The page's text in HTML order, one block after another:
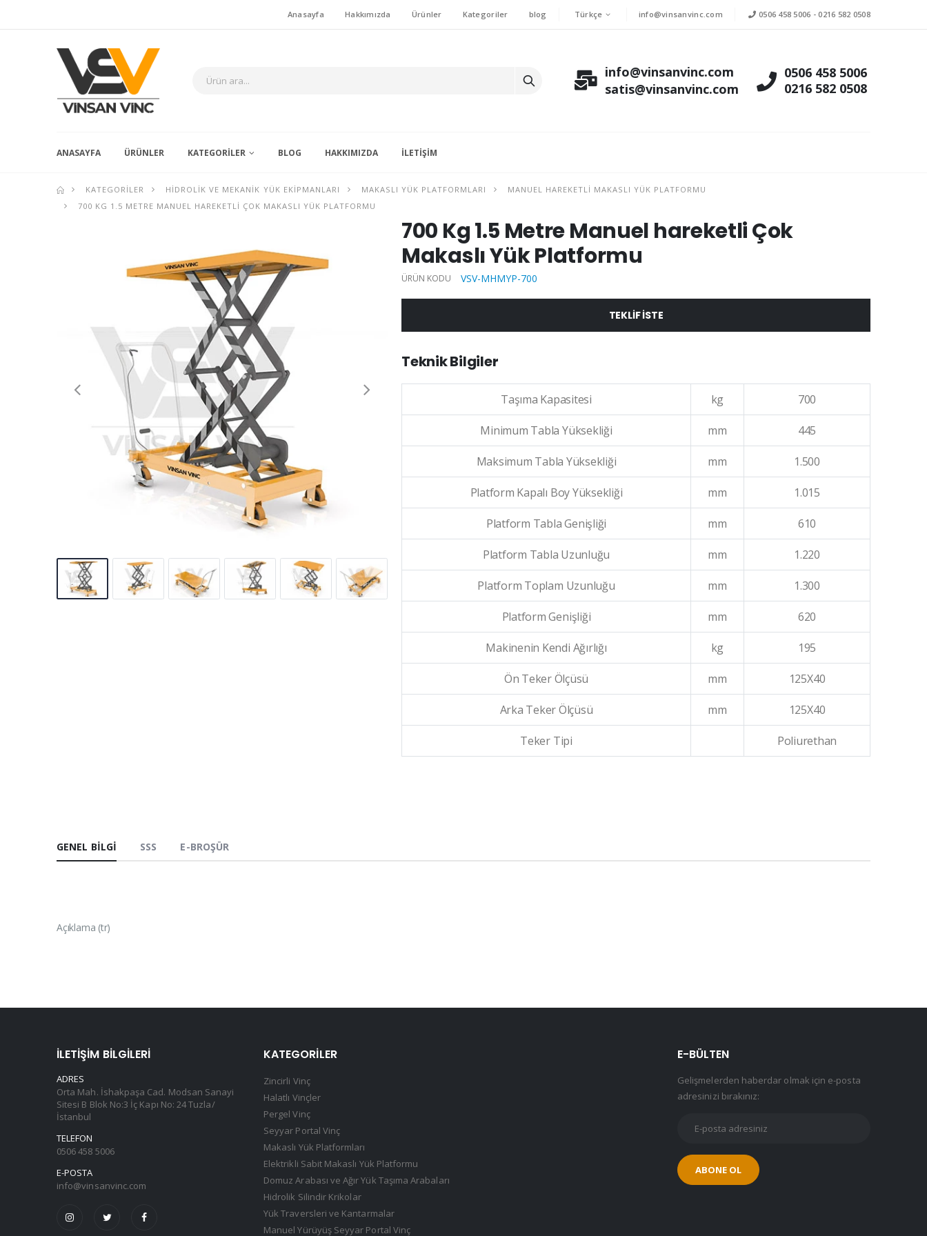
Anasayfa Hakkımızda Ürünler Kategoriler blog Türkçe info@vinsanvinc.com 0506 458 5006 -0216 582 0508
info@vinsanvinc.com
satis@vinsanvinc.com
0506 458 5006
0216 582 0508
ANASAYFA ÜRÜNLER KATEGORILER BLOG HAKKIMIZDA İLETIŞIM
KATEGORILER HIDROLIK VE MEKANIK YÜK EKIPMANLARI MAKASLI YÜK PLATFORMLARI
MANUEL HAREKETLI MAKASLI YÜK PLATFORMU
700 KG 1.5 METRE MANUEL HAREKETLI ÇOK MAKASLI YÜK PLATFORMU
700 Kg 1.5 Metre Manuel hareketli Çok
Makaslı Yük Platformu
ÜRÜN KODU VSV-MHMYP-700
TEKLIF ISTE
Teknik Bilgiler
Taşıma Kapasitesi kg 700
Minimum Tabla Yüksekliği mm 445
Maksimum Tabla Yüksekliği mm 1.500
Platform Kapalı Boy Yüksekliği mm 1.015
Platform Tabla Genişliği mm 610
Platform Tabla Uzunluğu mm 1.220
Platform Toplam Uzunluğu mm 1.300
Platform Genişliği mm 620
Makinenin Kendi Ağırlığı kg 195
Ön Teker Ölçüsü mm 125X40
Arka Teker Ölçüsü mm 125X40
Teker Tipi Poliurethan
GENEL BILGI SSS E-BROŞÜR
Açıklama (tr)
İLETIŞIM BILGILERI
ADRES
Orta Mah. İshakpaşa Cad. Modsan Sanayi
Sitesi B Blok No:3 İç Kapı No: 24 Tuzla/
İstanbul
TELEFON
0506 458 5006
E-POSTA
info@vinsanvinc.com
KATEGORILER
Zincirli Vinç
Halatlı Vinçler
Pergel Vinç
Seyyar Portal Vinç
Makaslı Yük Platformları
Elektrikli Sabit Makaslı Yük Platformu
Domuz Arabası ve Ağır Yük Taşıma Arabaları
Hidrolik Silindir Krikolar
Yük Traversleri ve Kantarmalar
Manuel Yürüyüş Seyyar Portal Vinç
E-BÜLTEN
Gelişmelerden haberdar olmak için e-posta
adresinizi bırakınız: